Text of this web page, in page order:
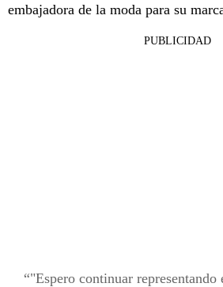
embajadora de la moda para su
PUBLICIDAD
"Espero continuar representando